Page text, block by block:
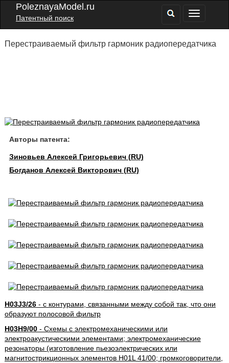
PoleznayaModel.ru
Патентный поиск
Перестраиваемый фильтр гармоник радиопередатчика
Авторы патента:
Зиновьев Алексей Григорьевич (RU)
Богданов Алексей Викторович (RU)
H03J3/26- с контурами, связанными между собой так, что они
образуют полосовой фильтр
H03H9/00- Схемы с электромеханическими или
электроакустическими элементами; электромеханические
резонаторы (изготовление пьезоэлектрических или
магнитострикционных элементов H01L 41/00; громкоговорители,